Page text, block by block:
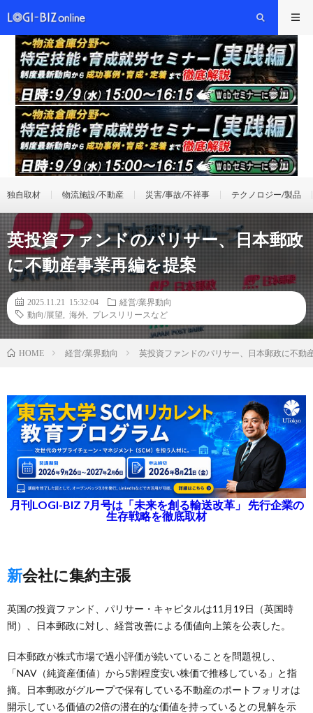
独自取材 物流施設/不動産 災害/事故/不祥事 テクノロジー/製品
英投資ファンドのパリサー、日本郵政
に不動産事業再編を提案
2025.11.21 15:32:04
経営/業界動向
動向/展望
海外 プレスリリースなど
HOME 経営/業界動向 英投資ファンドのパリサー、日本郵政に不動
月刊LOGI-BIZ 7月号は「未来を創る輸送改革」 先行企業の
生存戦略を徹底取材
新会社に集約主張
英国の投資ファンド、パリサー・キャピタルは11月19日（英国時
間）、日本郵政に対し、経営改善による価値向上策を公表した。
日本郵政が株式市場で過小評価が続いていることを問題視し、
「NAV（純資産価値）から5割程度安い株価で推移している」と指
摘。日本郵政がグループで保有している不動産のポートフォリオは
開示している価値の2倍の潜在的な価値を持っているとの見解を示